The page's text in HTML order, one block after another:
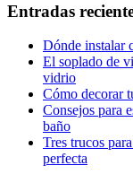
Entradas
Dónde instalar
El soplado de
vidrio
Cómo decorar
Consejos para
baño
Tres trucos
perfecta